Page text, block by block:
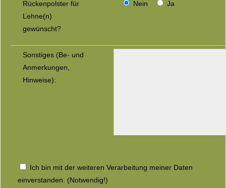
Rückenpolster für
Lehne(n)
gewünscht?
Nein Ja
Sonstiges (Be- und
Anmerkungen,
Hinweise):
Ich bin mit der weiteren Verarbeitung meiner Daten
einverstanden. (Notwendig!)